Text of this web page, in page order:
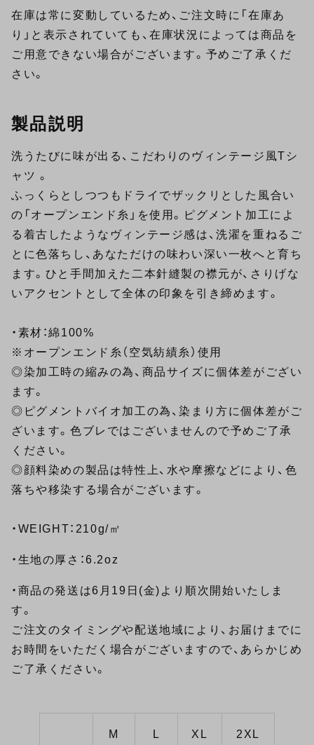
在庫は常に変動しているため、ご注文時に「在庫あ
り」と表示されていても、在庫状況によっては商品を
ご用意できない場合がございます。予めご了承くだ
さい。
製品説明
洗うたびに味が出る、こだわりのヴィンテージ風Tシ
ャツ 。
ふっくらとしつつもドライでザックリとした風合い
の「オープンエンド糸」を使用。ピグメント加工によ
る着古したようなヴィンテージ感は、洗濯を重ねるご
とに色落ちし、あなただけの味わい深い一枚へと育ち
ます。ひと手間加えた二本針縫製の襟元が、さりげな
いアクセントとして全体の印象を引き締めます。
・素材：綿100%
※オープンエンド糸（空気紡績糸）使用
◎染加工時の縮みの為、商品サイズに個体差がござい
ます。
◎ピグメントバイオ加工の為、染まり方に個体差がご
ざいます。色ブレではございませんので予めご了承
ください。
◎顔料染めの製品は特性上、水や摩擦などにより、色
落ちや移染する場合がございます。
・WEIGHT：210g/㎡
・生地の厚さ：6.2oz
・商品の発送は6月19日(金)より順次開始いたしま
す。
ご注文のタイミングや配送地域により、お届けまでに
お時間をいただく場合がございますので、あらかじめ
ご了承ください。
M L XL 2XL